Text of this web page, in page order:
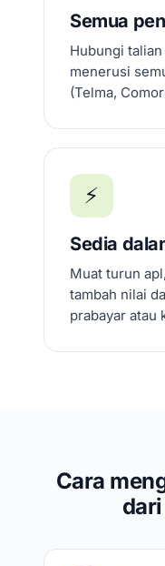
Semua
Hubungi
menerusi
(Telma,
⚡
Sedia
Muat turun
tambah nilai
prabayar atau
Cara